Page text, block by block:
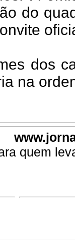
do
dos
na
quem